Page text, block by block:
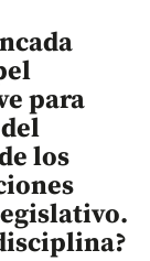
para
los